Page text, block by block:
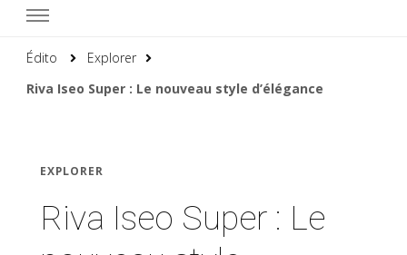
Édito
Explorer
Riva Iseo Super : Le nouveau style d’élégance
EXPLORER
Riva Iseo Super : Le